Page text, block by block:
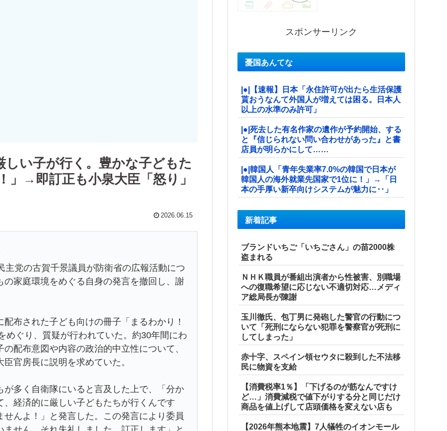
い子が行く。豊かな子どもた
」→即訂正も小泉大臣「怒り」
2026.06.15
党の古賀千景議員が防衛省の広報活動につ
家庭環境をめぐる自身の発言を撤回し、謝
布された子ども向けの冊子「まるわかり！
めぐり、質疑が行われていた。約30年間にわ
配布意図や内容の政治的中立性について、
官房長に説明を求めていた。
多く自衛隊にいると言及した上で、「分か
経済的に厳しい子どもたちが行くんです
んよ！」と発言した。この発言により委員
スポンサーリンク
憂国あんてな
|●|【速報】日本「永住許可が出たら生活保護
貰おうなんて外国人が増えては困る。日本人
以上の水準のみ許可」
|●|死去した有名作家の遺作が予約開始、する
と『信じられない問い合わせがあった』と書
店員が明らかにして……
|●|韓国人「青年失業率7.0%の韓国で日本が
韓国人の海外就業先国家で1位に！」→「日
本の手厚い新卒向けシステムが魅力に‥」
新着記事
ブランドいちご「いちごさん」の苗2000株
盗まれる
ＮＨＫ職員が番組出演者から性被害、別職場
への復職希望に応じない不適切対応…メディ
ア総局長が陳謝
玉川徹氏、包丁男に発砲した警官の行動につ
いて「死刑にならない犯罪を警察官が死刑に
してしまった」
赤十字、スペイン領セウタに殺到した不法移
民に物資を支給
【消費税率1％】「下げるのが筋なんですけ
ど…」消費減税で値下がりする分と同じだけ
商品を値上げして店頭価格を変えない店も
【2026年熊本地震】7人犠牲のイオンモール